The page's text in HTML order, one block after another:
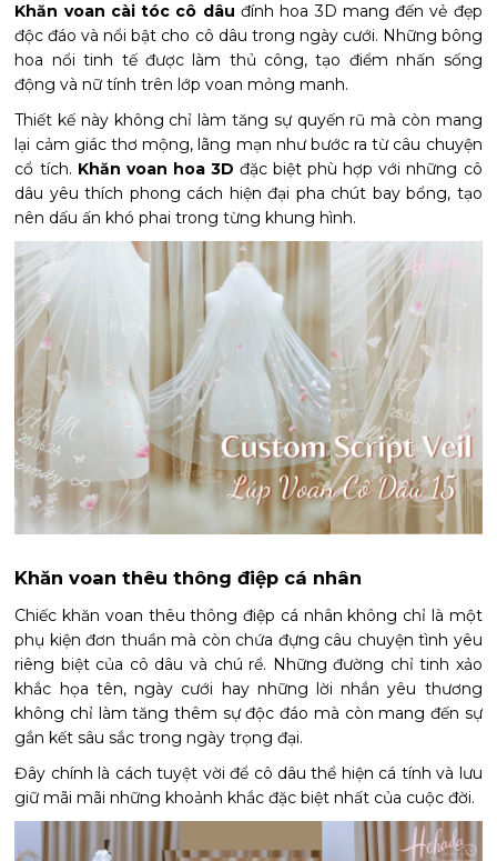
Khăn voan cài tóc cô dâu đính hoa 3D mang đến vẻ đẹp
độc đáo và nổi bật cho cô dâu trong ngày cưới. Những bông
hoa nổi tinh tế được làm thủ công, tạo điểm nhấn sống
động và nữ tính trên lớp voan mỏng manh.
Thiết kế này không chỉ làm tăng sự quyến rũ mà còn mang
lại cảm giác thơ mộng, lãng mạn như bước ra từ câu chuyện
cổ tích. Khăn voan hoa 3D đặc biệt phù hợp với những cô
dâu yêu thích phong cách hiện đại pha chút bay bổng, tạo
nên dấu ấn khó phai trong từng khung hình.
Khăn voan thêu thông điệp cá nhân
Chiếc khăn voan thêu thông điệp cá nhân không chỉ là một
phụ kiện đơn thuần mà còn chứa đựng câu chuyện tình yêu
riêng biệt của cô dâu và chú rể. Những đường chỉ tinh xảo
khắc họa tên, ngày cưới hay những lời nhắn yêu thương
không chỉ làm tăng thêm sự độc đáo mà còn mang đến sự
gắn kết sâu sắc trong ngày trọng đại.
Đây chính là cách tuyệt vời để cô dâu thể hiện cá tính và lưu
giữ mãi mãi những khoảnh khắc đặc biệt nhất của cuộc đời.